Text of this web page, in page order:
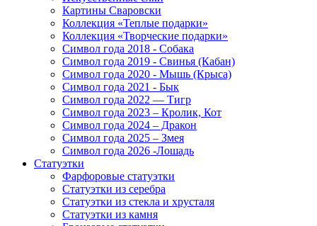
Картины Сваровски
Коллекция «Теплые подарки»
Коллекция «Творческие подарки»
Символ года 2018 - Собака
Символ года 2019 - Свинья (Кабан)
Символ года 2020 - Мышь (Крыса)
Символ года 2021 - Бык
Символ года 2022 — Тигр
Символ года 2023 – Кролик, Кот
Символ года 2024 – Дракон
Символ года 2025 – Змея
Символ года 2026 -Лошадь
Статуэтки
Фарфоровые статуэтки
Статуэтки из серебра
Статуэтки из стекла и хрусталя
Статуэтки из камня